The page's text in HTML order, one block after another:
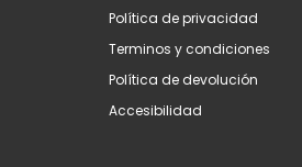
Política de privacidad
Terminos y condiciones
Política de devolución
Accesibilidad